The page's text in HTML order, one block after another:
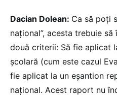
Dacian Dolean: Ca să poți
național”, acesta trebuie
două criterii: Să fie aplicat
școlară (cum este cazul
fie aplicat la un eșantion
național. Acest raport nu